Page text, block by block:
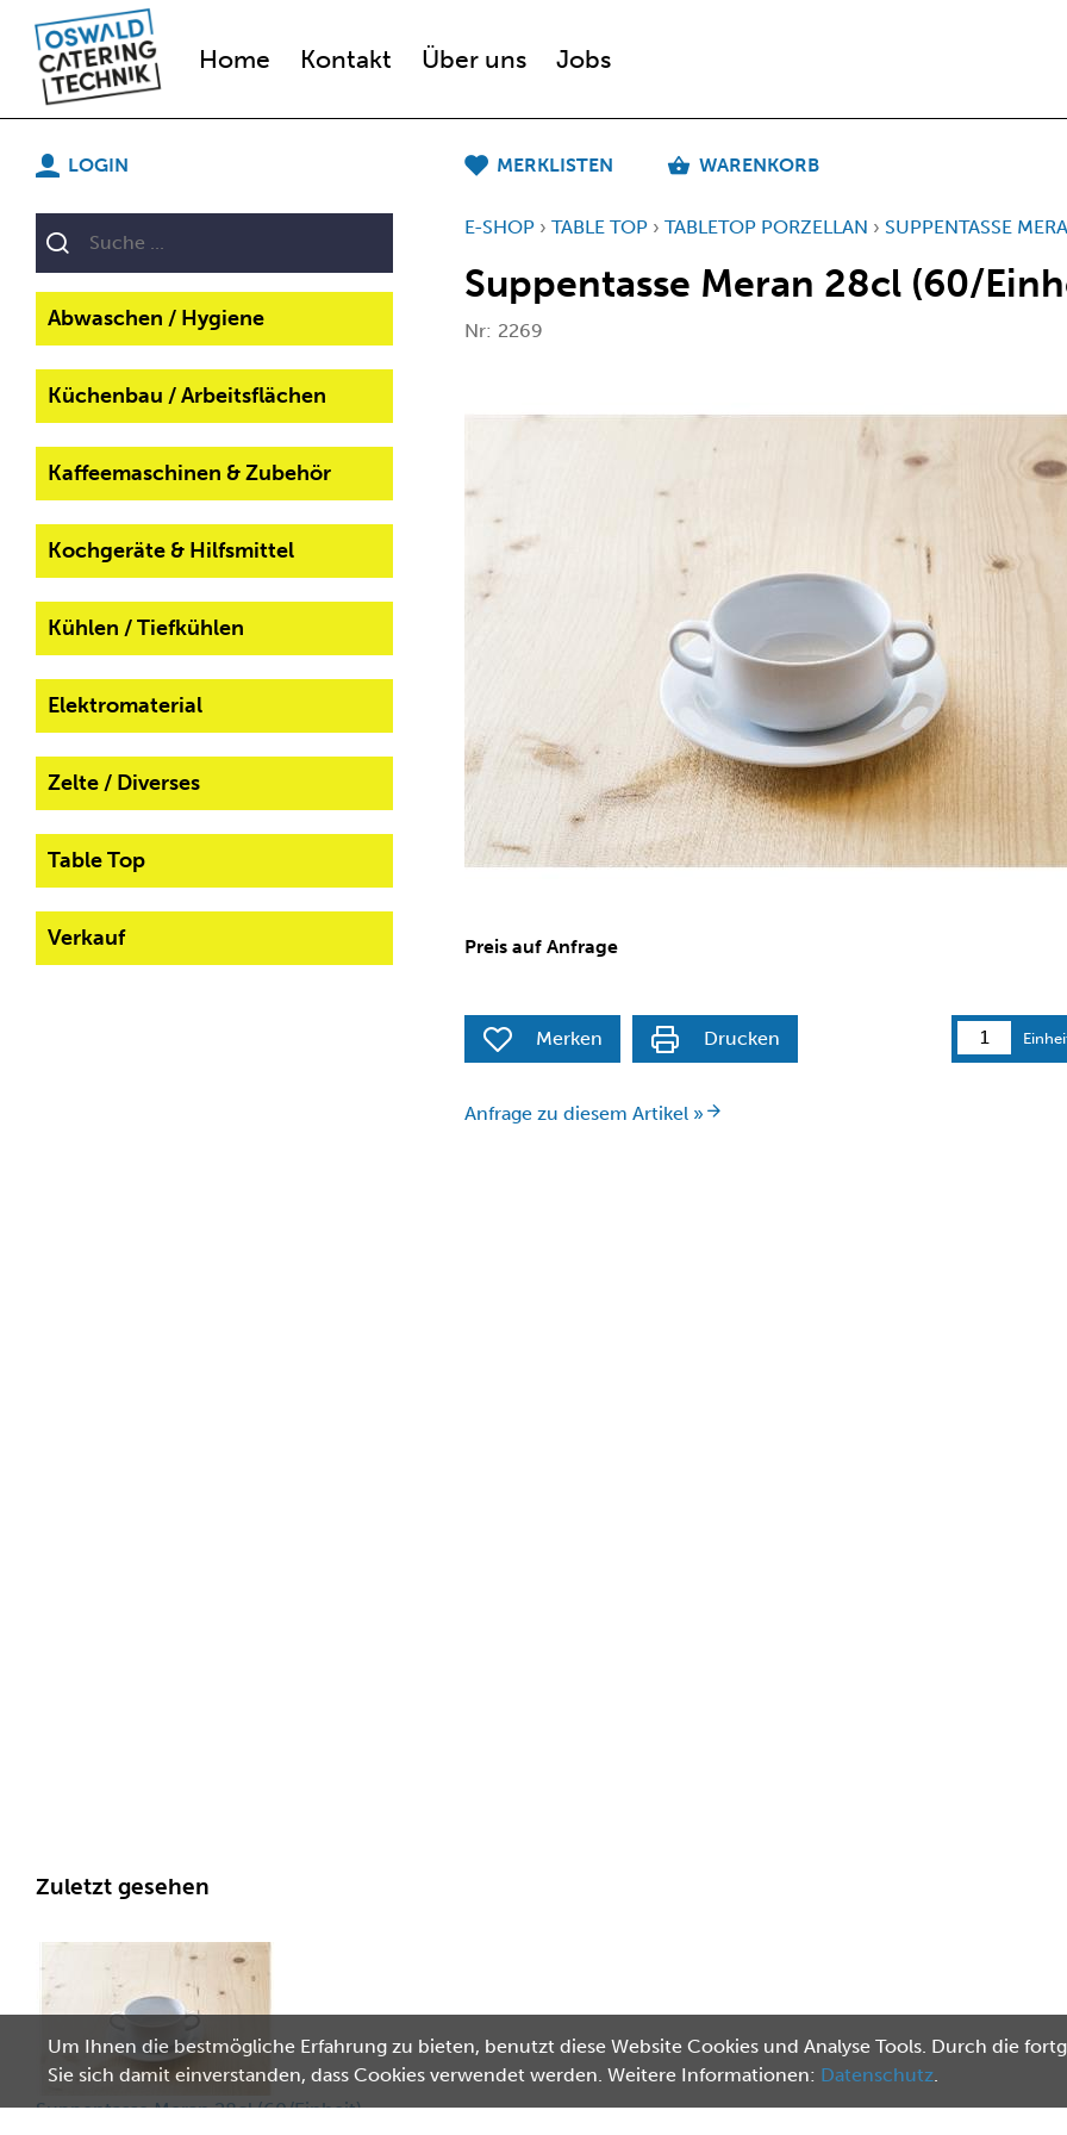
Home Kontakt Über uns Jobs
LOGIN MERKLISTEN WARENKORB
Abwaschen / Hygiene
Küchenbau / Arbeitsflächen
Kaffeemaschinen & Zubehör
Kochgeräte & Hilfsmittel
Kühlen / Tiefkühlen
Elektromaterial
Zelte / Diverses
Table Top
Verkauf
E-SHOP › TABLE TOP › TABLETOP PORZELLAN › SUPPENTASSE
Suppentasse Meran 28cl (60/
Nr: 2269
Preis auf Anfrage
Merken Drucken
Anfrage zu diesem Artikel »
Zuletzt gesehen
Suppentasse Meran 28cl (60/Einheit)
Um Ihnen die bestmögliche Erfahrung zu bieten, benutzt diese Website Cookies und Analyse Tools. Durch die
Sie sich damit einverstanden, dass Cookies verwendet werden. Weitere Informationen: Datenschutz.